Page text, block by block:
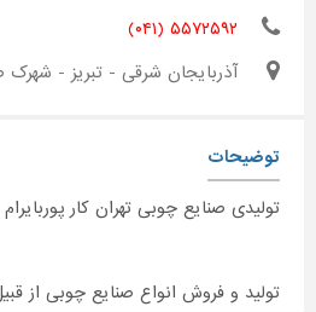
۵۵۷۲۵۹۲ (۰۴۱)
آذربایجان شرقی - تبریز -
توضیحات
تولیدی صنایع چوبی تهران کار پوربایرام
تولید و فروش انواع صنایع چوبی از